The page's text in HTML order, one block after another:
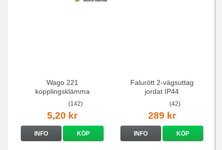
Wago 221
kopplingsklämma
(142)
5,20 kr
INFO KÖP
Falurött 2-vägsuttag
jordat IP44
(42)
289 kr
INFO KÖP